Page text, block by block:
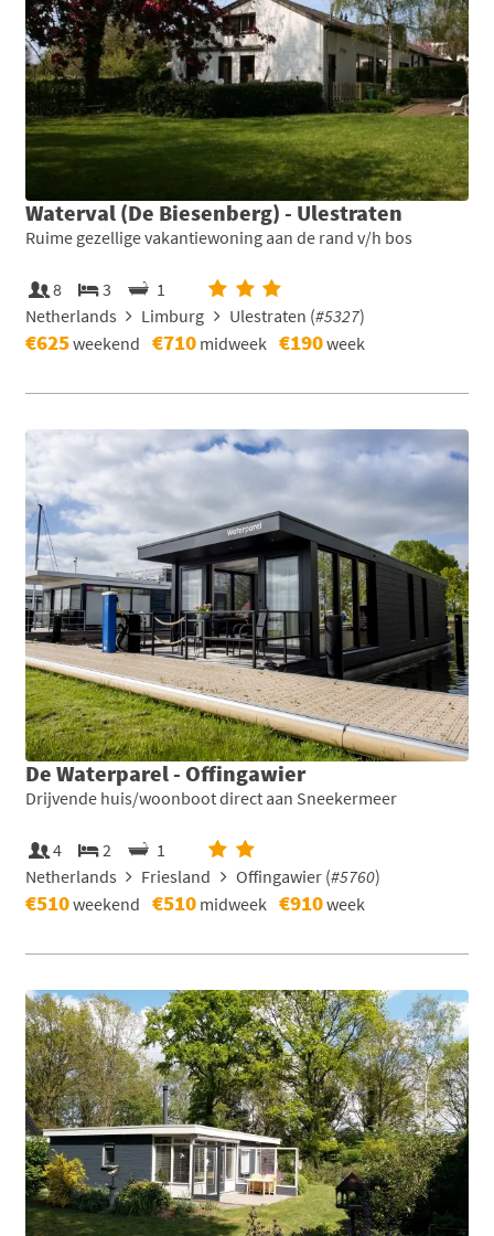
Waterval (De Biesenberg) - Ulestraten
Ruime gezellige vakantiewoning aan de rand v/h bos
8 3
1
Netherlands
Limburg Ulestraten (#5327)
€625weekend €710 midweek €190week
De Waterparel - Offingawier
Drijvende huis/woonboot direct aan Sneekermeer
4 2
1
Netherlands
Friesland Offingawier (#5760)
€510weekend €510 midweek €910week